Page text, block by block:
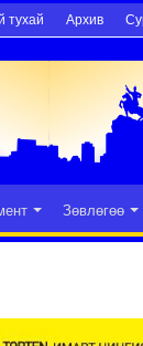
тухай Архив
Зөвлөгөө